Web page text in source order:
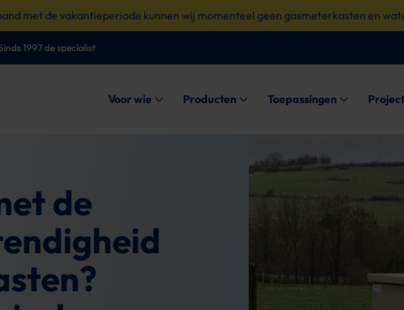
met de vakantieperiode kunnen wij momenteel geen gasmeterkasten en
1997 de specialist
Voor wieSubmenu: Voor wie
ProductenSubmenu: Producten
ToepassingenSubmenu:
de